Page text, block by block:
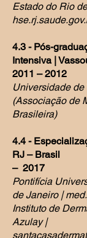
Estado do Rio
4.3 - Pós-
Intensiva |
2011 – 2012
Universidade de
(Associação de
Brasileira)
4.4 -
RJ –
– 2017
Pontifícia
de Janeiro |
Instituto de
Azulay |